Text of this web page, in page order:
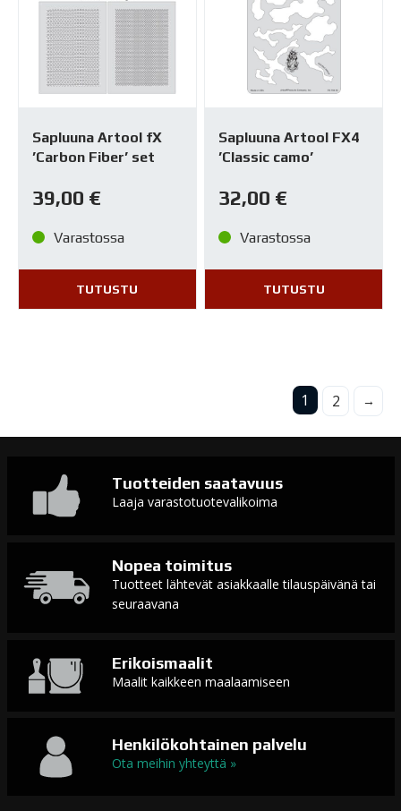
Sapluuna Artool fX
’Carbon Fiber’ set
39,00 €
Varastossa
TUTUSTU
Sapluuna Artool FX4
’Classic camo’
32,00 €
Varastossa
TUTUSTU
1 2 →
Tuotteiden saatavuus
Laaja varastotuotevalikoima
Nopea toimitus
Tuotteet lähtevät asiakkaalle tilauspäivänä tai
seuraavana
Erikoismaalit
Maalit kaikkeen maalaamiseen
Henkilökohtainen palvelu
Ota meihin yhteyttä »